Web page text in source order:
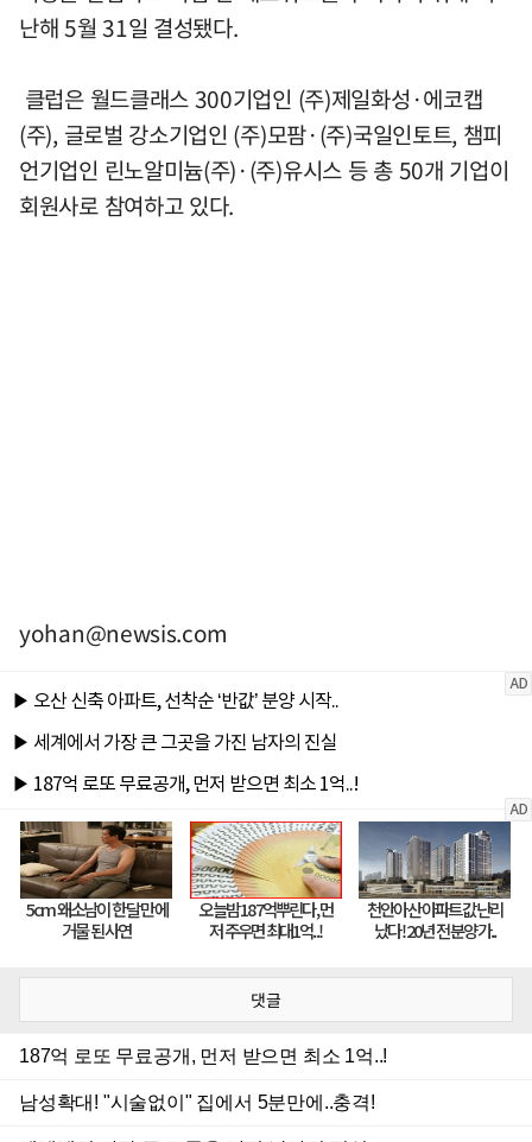
난해 5월 31일 결성됐다.
클럽은 월드클래스 300기업인 (주)제일화성·에코캡
(주), 글로벌 강소기업인 (주)모팜·(주)국일인토트, 챔피
언기업인 린노알미늄(주)·(주)유시스 등 총 50개 기업이
회원사로 참여하고 있다.
yohan@newsis.com
댓글